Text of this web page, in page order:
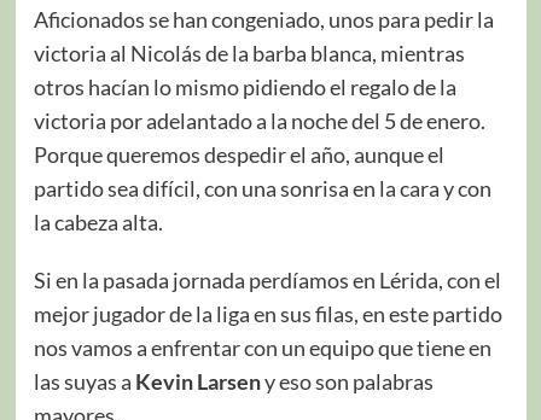
Aficionados se han congeniado, unos para pedir la
victoria al Nicolás de la barba blanca, mientras
otros hacían lo mismo pidiendo el regalo de la
victoria por adelantado a la noche del 5 de enero.
Porque queremos despedir el año, aunque el
partido sea difícil, con una sonrisa en la cara y con
la cabeza alta.
Si en la pasada jornada perdíamos en Lérida, con el
mejor jugador de la liga en sus filas, en este partido
nos vamos a enfrentar con un equipo que tiene en
las suyas a Kevin Larseny eso son palabras